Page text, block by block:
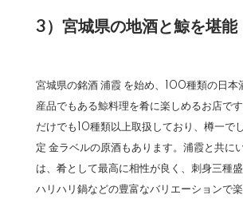
3）宮城県の地酒と鯨を堪能
宮城県の銘酒 浦霞 を始め、100種類の日本
産品でもある鯨料理を肴に楽しめるお店で
だけでも10種類以上取扱しており、樽一で
定 金ラベルの原酒もあります。浦霞と共に
は、肴として最高に相性が良く、刺身三種
ハリハリ鍋などの豊富なバリエーションで